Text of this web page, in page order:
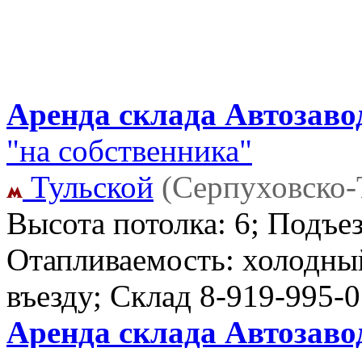
Аренда склада
"на собственника"
Тульской
Высота потолка: 6;
Отапливаемость:
въезду; Склад 8-919-995-
Аренда склада